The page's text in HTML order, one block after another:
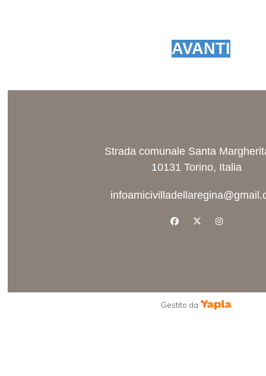
AVANTI
Strada comunale Santa
10131 Torino, Italia
facebookx-twitterinstagram
Gestito da